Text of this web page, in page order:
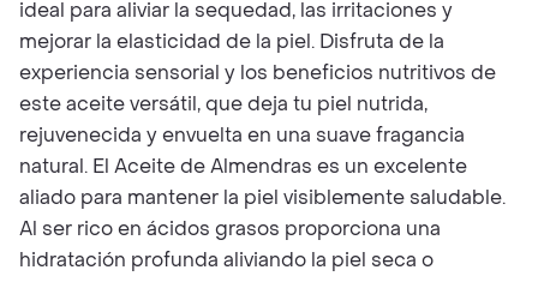
ideal para aliviar la sequedad, las irritaciones y
mejorar la elasticidad de la piel. Disfruta de la
experiencia sensorial y los beneficios nutritivos de
este aceite versátil, que deja tu piel nutrida,
rejuvenecida y envuelta en una suave fragancia
natural. El Aceite de Almendras es un excelente
aliado para mantener la piel visiblemente saludable.
Al ser rico en ácidos grasos proporciona una
hidratación profunda aliviando la piel seca o